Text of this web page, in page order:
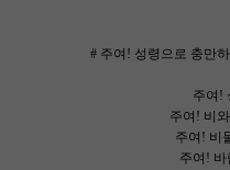
# 주여! 성령으로 충만
주여
주여! 비
주여! 비
주여!